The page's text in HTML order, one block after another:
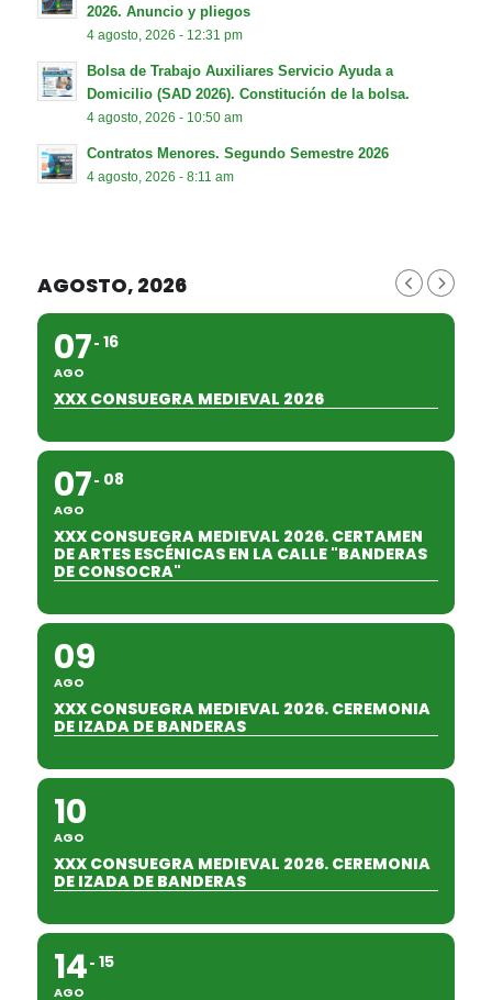
2026. Anuncio y pliegos
4 agosto, 2026 - 12:31 pm
Bolsa de Trabajo Auxiliares Servicio Ayuda a
Domicilio (SAD 2026). Constitución de la bolsa.
4 agosto, 2026 - 10:50 am
Contratos Menores. Segundo Semestre 2026
4 agosto, 2026 - 8:11 am
AGOSTO, 2026
07
AGO
16
XXX CONSUEGRA MEDIEVAL 2026
07
AGO
08
XXX CONSUEGRA MEDIEVAL 2026. CERTAMEN
DE ARTES ESCÉNICAS EN LA CALLE "BANDERAS
DE CONSOCRA"
09
AGO
XXX CONSUEGRA MEDIEVAL 2026. CEREMONIA
DE IZADA DE BANDERAS
10
AGO
XXX CONSUEGRA MEDIEVAL 2026. CEREMONIA
DE IZADA DE BANDERAS
14
AGO
15